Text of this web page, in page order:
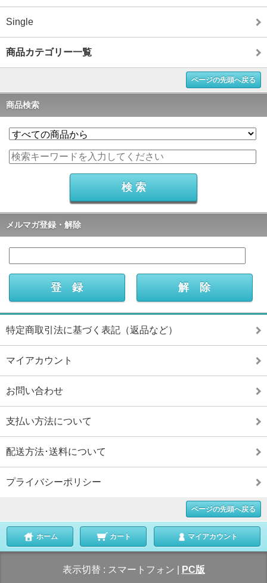
Single
商品カテゴリー一覧
ページの先頭へ戻る
商品検索
メルマガ登録・解除
特定商取引法に基づく表記（返品など）
マイアカウント
お問い合わせ
支払い方法について
配送方法･送料について
プライバシーポリシー
ページの先頭へ戻る
ホーム カート マイアカウント
表示切替 : スマートフォン PC版